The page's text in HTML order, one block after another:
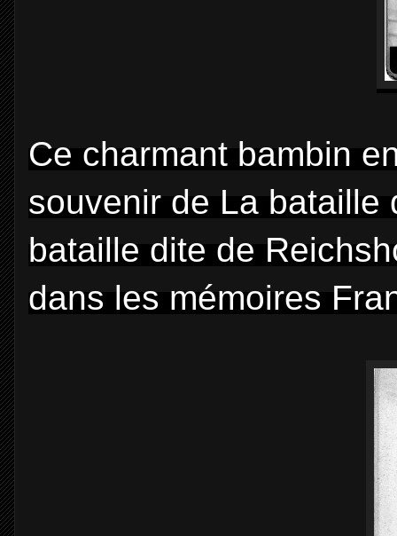
Ce charmant bambin
souvenir de La
bataille dite de
dans les mémoires